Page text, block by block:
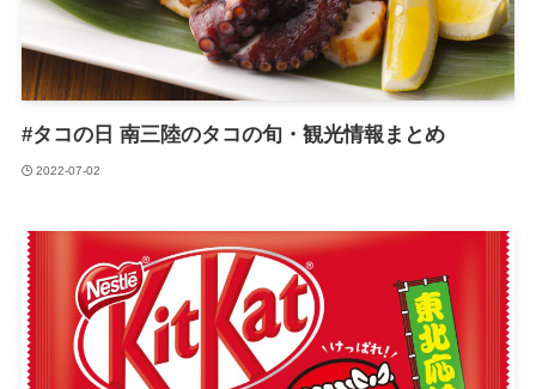
#タコの日 南三陸のタコの旬・観光情報まとめ
2022-07-02